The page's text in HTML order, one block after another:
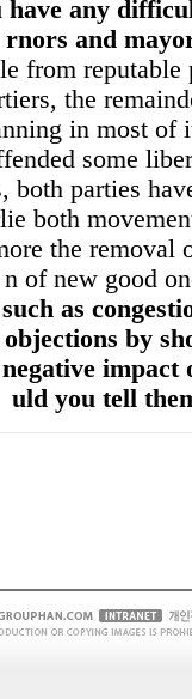
any
rnors and
from
the
in most
some
both parties
both
the removal
n of new good
as
by
impact
uld you tell